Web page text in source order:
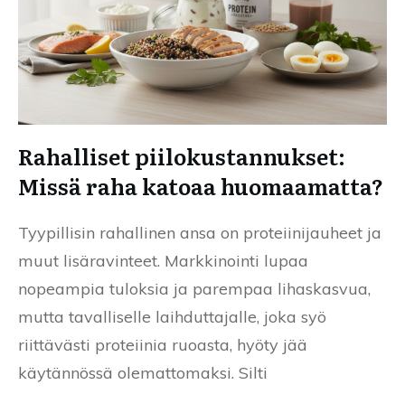
Rahalliset piilokustannukset:
Missä raha katoaa huomaamatta?
Tyypillisin rahallinen ansa on proteiinijauheet ja
muut lisäravinteet. Markkinointi lupaa
nopeampia tuloksia ja parempaa lihaskasvua,
mutta tavalliselle laihduttajalle, joka syö
riittävästi proteiinia ruoasta, hyöty jää
käytännössä olemattomaksi. Silti